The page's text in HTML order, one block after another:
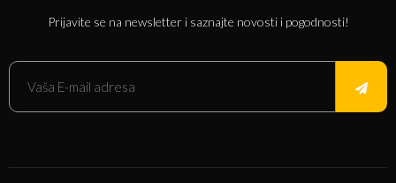
Prijavite se na newsletter i saznajte novosti i pogodnosti!